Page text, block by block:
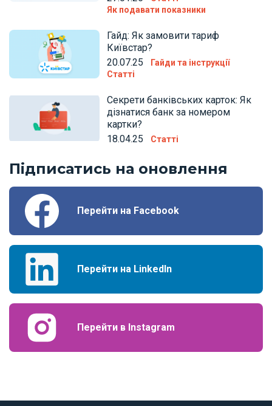
Як подавати показники
Гайд: Як замовити тариф
Київстар?
20.07.25
Гайди та інструкції
Статті
Секрети банківських карток: Як
дізнатися банк за номером
картки?
18.04.25
Статті
Підписатись на оновлення
Перейти на Facebook
Перейти на LinkedIn
Перейти в Instagram